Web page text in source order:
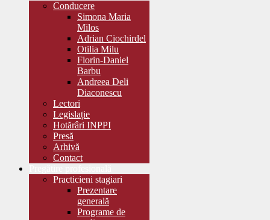
Conducere
Simona Maria
Milos
Adrian Ciochirdel
Otilia Milu
Florin-Daniel
Barbu
Andreea Deli
Diaconescu
Lectori
Legislație
Hotărâri INPPI
Presă
Arhivă
Contact
Practicieni stagiari
Prezentare
generală
Programe de